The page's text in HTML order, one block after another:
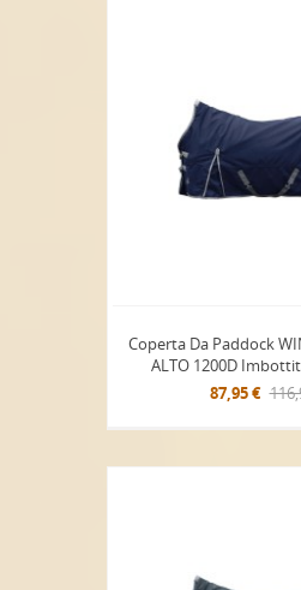
Coperta Da Paddock
ALTO 1200D
87,95 €